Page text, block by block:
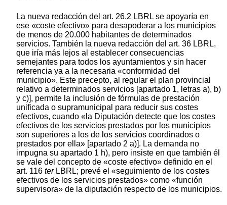
La nueva redacción del art. 26.2 LBRL se apoyaría en
ese «coste efectivo» para desapoderar a los municipios
de menos de 20.000 habitantes de determinados
servicios. También la nueva redacción del art. 36 LBRL,
que iría más lejos al establecer consecuencias
semejantes para todos los ayuntamientos y sin hacer
referencia ya a la necesaria «conformidad del
municipio». Este precepto, al regular el plan provincial
relativo a determinados servicios [apartado 1, letras a), b)
y c)], permite la inclusión de fórmulas de prestación
unificada o supramunicipal para reducir sus costes
efectivos, cuando «la Diputación detecte que los costes
efectivos de los servicios prestados por los municipios
son superiores a los de los servicios coordinados o
prestados por ella» [apartado 2 a)]. La demanda no
impugna su apartado 1 h), pero insiste en que también él
se vale del concepto de «coste efectivo» definido en el
art. 116 ter LBRL; prevé el «seguimiento de los costes
efectivos de los servicios prestados» como «función
supervisora» de la diputación respecto de los municipios.